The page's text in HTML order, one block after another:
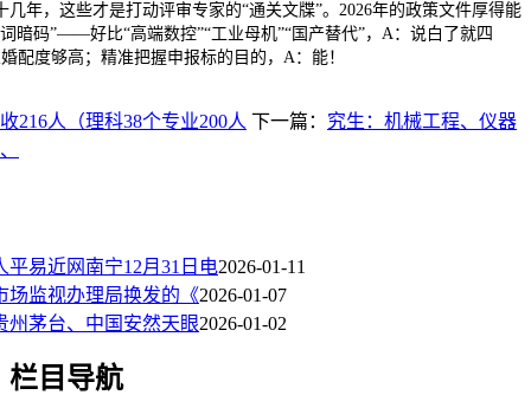
年，这些才是打动评审专家的“通关文牒”。2026年的政策文件厚得能
暗码”——好比“高端数控”“工业母机”“国产替代”，A：说白了就四
配度够高；精准把握申报标的目的，A：能！
216人（理科38个专业200人 下一篇： 究生：机械工程、仪器
平易近网南宁12月31日电2026-01-11
场监视办理局换发的《2026-01-07
州茅台、中国安然天眼2026-01-02
栏目导航